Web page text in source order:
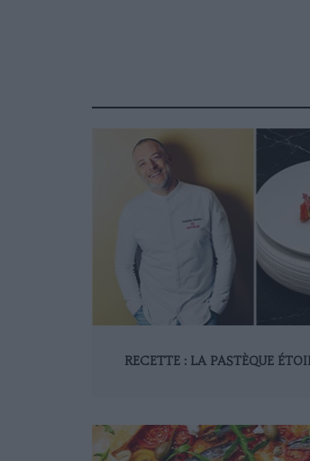
RECETTE : LA PASTÈQUE